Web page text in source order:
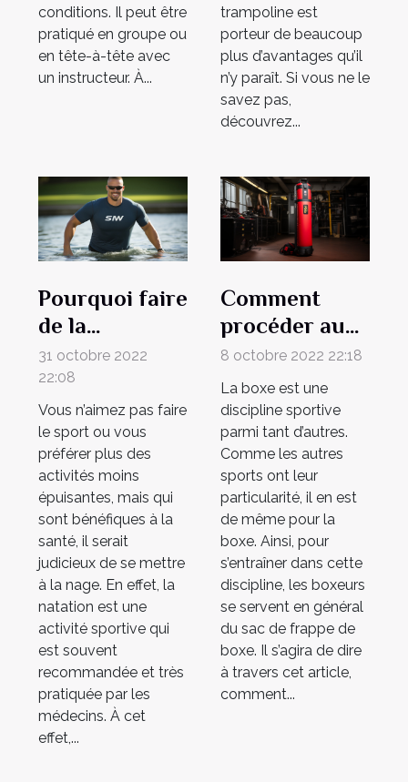
conditions. Il peut être
pratiqué en groupe ou
en tête-à-tête avec
un instructeur. À...
trampoline est
porteur de beaucoup
plus d’avantages qu’il
n’y paraît. Si vous ne le
savez pas,
découvrez...
Pourquoi faire
de la
natation ?
31 octobre 2022
22:08
Vous n’aimez pas faire
le sport ou vous
préférer plus des
activités moins
épuisantes, mais qui
sont bénéfiques à la
santé, il serait
judicieux de se mettre
à la nage. En effet, la
natation est une
activité sportive qui
est souvent
recommandée et très
pratiquée par les
médecins. À cet
effet,...
Comment
procéder au
choix de son
sac de frappe
de boxe ?
8 octobre 2022 22:18
La boxe est une
discipline sportive
parmi tant d’autres.
Comme les autres
sports ont leur
particularité, il en est
de même pour la
boxe. Ainsi, pour
s’entraîner dans cette
discipline, les boxeurs
se servent en général
du sac de frappe de
boxe. Il s’agira de dire
à travers cet article,
comment...